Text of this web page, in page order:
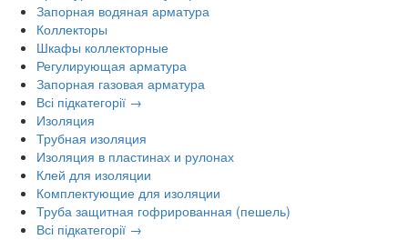
Запорная водяная арматура
Коллекторы
Шкафы коллекторные
Регулирующая арматура
Запорная газовая арматура
Всі підкатегорії →
Изоляция
Трубная изоляция
Изоляция в пластинах и рулонах
Клей для изоляции
Комплектующие для изоляции
Труба защитная гофрированная (пешель)
Всі підкатегорії →